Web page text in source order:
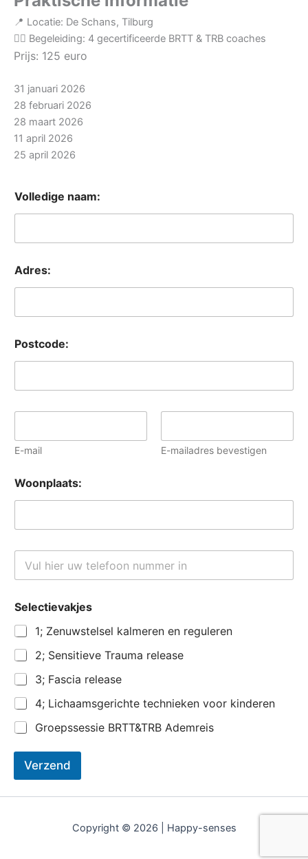
📍 Locatie: De Schans, Tilburg
🧘‍♀️ Begeleiding: 4 gecertificeerde BRTT & TRB coaches
Prijs: 125 euro
31 januari 2026
28 februari 2026
28 maart 2026
11 april 2026
25 april 2026
Volledige naam:
Adres:
Postcode:
E
m
a
l
E-mail E-mailadres bevestigen
Woonplaats:
T
l
f
o
o
n
n
u
m
m
e
r
*
e
l
e
f
o
o
n
n
e
:
S
Selectievakjes
1; Zenuwstelsel kalmeren en reguleren
2; Sensitieve Trauma release
3; Fascia release
4; Lichaamsgerichte technieken voor kinderen
Groepssessie BRTT&TRB Ademreis
Verzend
Copyright © 2026 | Happy-senses